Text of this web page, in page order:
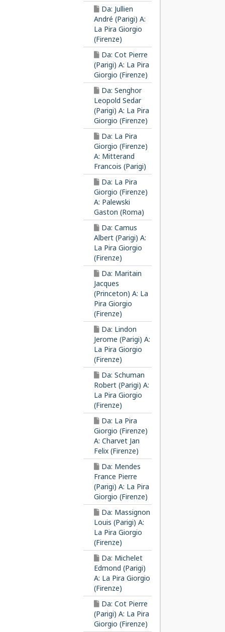
Da: Jullien
André (Parigi) A:
La Pira Giorgio
(Firenze)
Da: Cot Pierre
(Parigi) A: La Pira
Giorgio (Firenze)
Da: Senghor
Leopold Sedar
(Parigi) A: La Pira
Giorgio (Firenze)
Da: La Pira
Giorgio (Firenze)
A: Mitterand
Francois (Parigi)
Da: La Pira
Giorgio (Firenze)
A: Palewski
Gaston (Roma)
Da: Camus
Albert (Parigi) A:
La Pira Giorgio
(Firenze)
Da: Maritain
Jacques
(Princeton) A: La
Pira Giorgio
(Firenze)
Da: Lindon
Jerome (Parigi) A:
La Pira Giorgio
(Firenze)
Da: Schuman
Robert (Parigi) A:
La Pira Giorgio
(Firenze)
Da: La Pira
Giorgio (Firenze)
A: Charvet Jan
Felix (Firenze)
Da: Mendes
France Pierre
(Parigi) A: La Pira
Giorgio (Firenze)
Da: Massignon
Louis (Parigi) A:
La Pira Giorgio
(Firenze)
Da: Michelet
Edmond (Parigi)
A: La Pira Giorgio
(Firenze)
Da: Cot Pierre
(Parigi) A: La Pira
Giorgio (Firenze)